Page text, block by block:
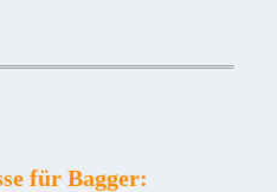
für Bagger: